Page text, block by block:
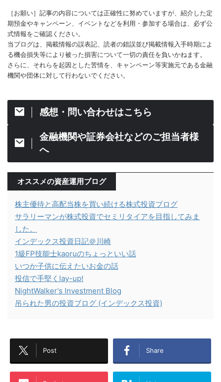
［お願い］記事の内容については正確性に努めていますが、紹介した定
期預金やキャンペーン、イベントなどを利用・参加する場合は、必ず公
式情報をご確認ください。
当ブログは、掲載情報の誤表記、読者の錯誤並び掲載情報入手時期によ
る機会損失等により被った損害について一切の責任を負いかねます。
さらに、それらを起因とした苦情を、キャンペーン等実施元である金融
機関や団体に対して行わないでください。
感想・問い合わせはこちら
金融機関や証券会社などのご担当者様
へ
オススメの資産運用ブログ
株主優待と高配当株を買い続ける株式投資ブログ
サラリーマンが株式投資でセミリタイアを目指してみま
した。
インデックス投資日記＠川崎
1級FP技能士kaoruのちょっといい話
いつか子供に伝えたいお金の話
投信で手堅くlay-up!
NightWalker's Investment Blog
吊られた男の投資ブログ (インデックス投資)
Post Share